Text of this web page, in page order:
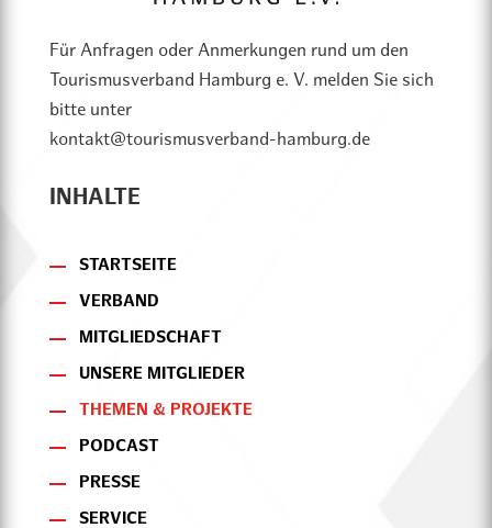
Für Anfragen oder Anmerkungen rund um den
Tourismusverband Hamburg e. V. melden Sie sich
bitte unter
kontakt@tourismusverband-hamburg.de
INHALTE
STARTSEITE
VERBAND
MITGLIEDSCHAFT
UNSERE MITGLIEDER
THEMEN & PROJEKTE
PODCAST
PRESSE
SERVICE